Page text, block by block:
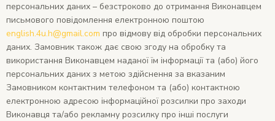
персональних даних – безстроково до отримання Виконавцем
письмового повідомлення електронною поштою
english.4u.h@gmail.com про відмову від обробки персональних
даних. Замовник також дає свою згоду на обробку та
використання Виконавцем наданої їм інформації та (або) його
персональних даних з метою здійснення за вказаним
Замовником контактним телефоном та (або) контактною
електронною адресою інформаційної розсилки про заходи
Виконавця та/або рекламну розсилку про інші послуги